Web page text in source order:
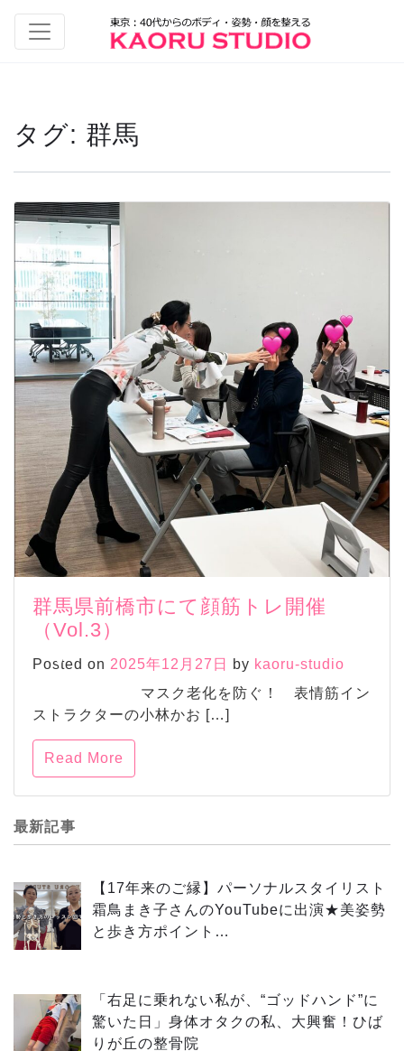
タグ: 群馬
群馬県前橋市にて顔筋トレ開催
（Vol.3）
Posted on 2025年12月27日 by kaoru-studio
マスク老化を防ぐ！ 表情筋イン
ストラクターの小林かお […]
Read More
最新記事
【17年来のご縁】パーソナルスタイリスト
霜鳥まき子さんのYouTubeに出演★美姿勢
と歩き方ポイント…
「右足に乗れない私が、“ゴッドハンド”に
驚いた日」身体オタクの私、大興奮！ひば
りが丘の整骨院